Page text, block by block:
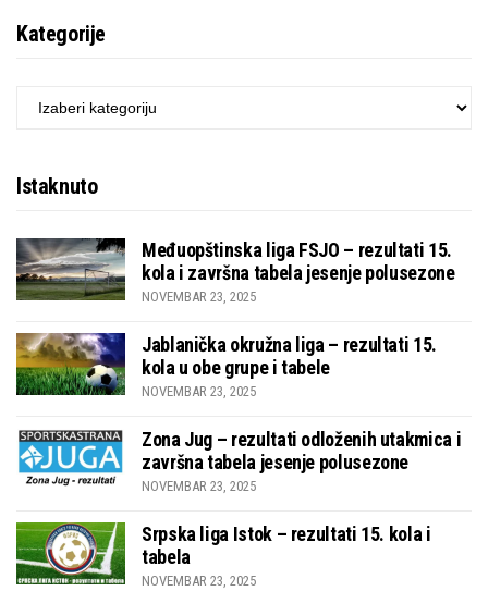
Kategorije
KATEGORIJE
Istaknuto
Međuopštinska liga FSJO – rezultati 15.
kola i završna tabela jesenje polusezone
NOVEMBAR 23, 2025
Jablanička okružna liga – rezultati 15.
kola u obe grupe i tabele
NOVEMBAR 23, 2025
Zona Jug – rezultati odloženih utakmica i
završna tabela jesenje polusezone
NOVEMBAR 23, 2025
Srpska liga Istok – rezultati 15. kola i
tabela
NOVEMBAR 23, 2025